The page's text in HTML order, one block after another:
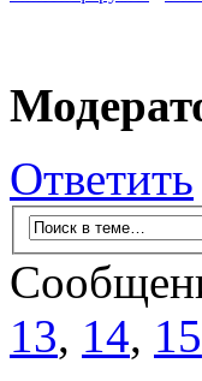
Ответить
13, 14, 15